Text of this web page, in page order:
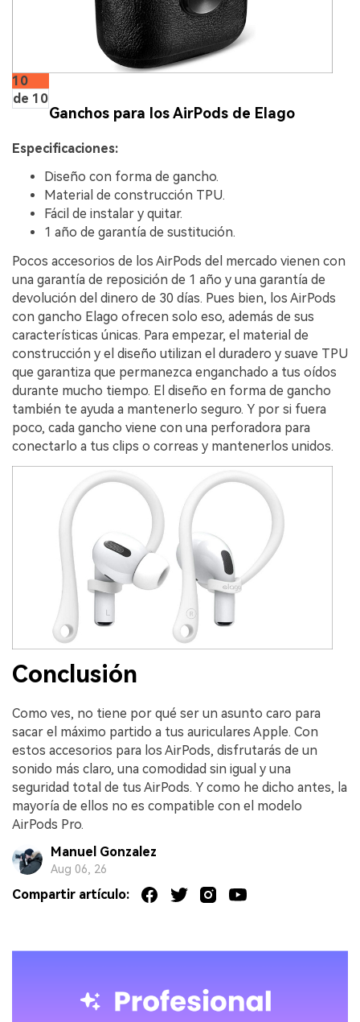
10
de 10
Ganchos para los AirPods de Elago
Especificaciones:
Diseño con forma de gancho.
Material de construcción TPU.
Fácil de instalar y quitar.
1 año de garantía de sustitución.
Pocos accesorios de los AirPods del mercado vienen con
una garantía de reposición de 1 año y una garantía de
devolución del dinero de 30 días. Pues bien, los AirPods
con gancho Elago ofrecen solo eso, además de sus
características únicas. Para empezar, el material de
construcción y el diseño utilizan el duradero y suave TPU
que garantiza que permanezca enganchado a tus oídos
durante mucho tiempo. El diseño en forma de gancho
también te ayuda a mantenerlo seguro. Y por si fuera
poco, cada gancho viene con una perforadora para
conectarlo a tus clips o correas y mantenerlos unidos.
Conclusión
Como ves, no tiene por qué ser un asunto caro para
sacar el máximo partido a tus auriculares Apple. Con
estos accesorios para los AirPods, disfrutarás de un
sonido más claro, una comodidad sin igual y una
seguridad total de tus AirPods. Y como he dicho antes, la
mayoría de ellos no es compatible con el modelo
AirPods Pro.
Manuel Gonzalez
Aug 06, 26
Compartir artículo: